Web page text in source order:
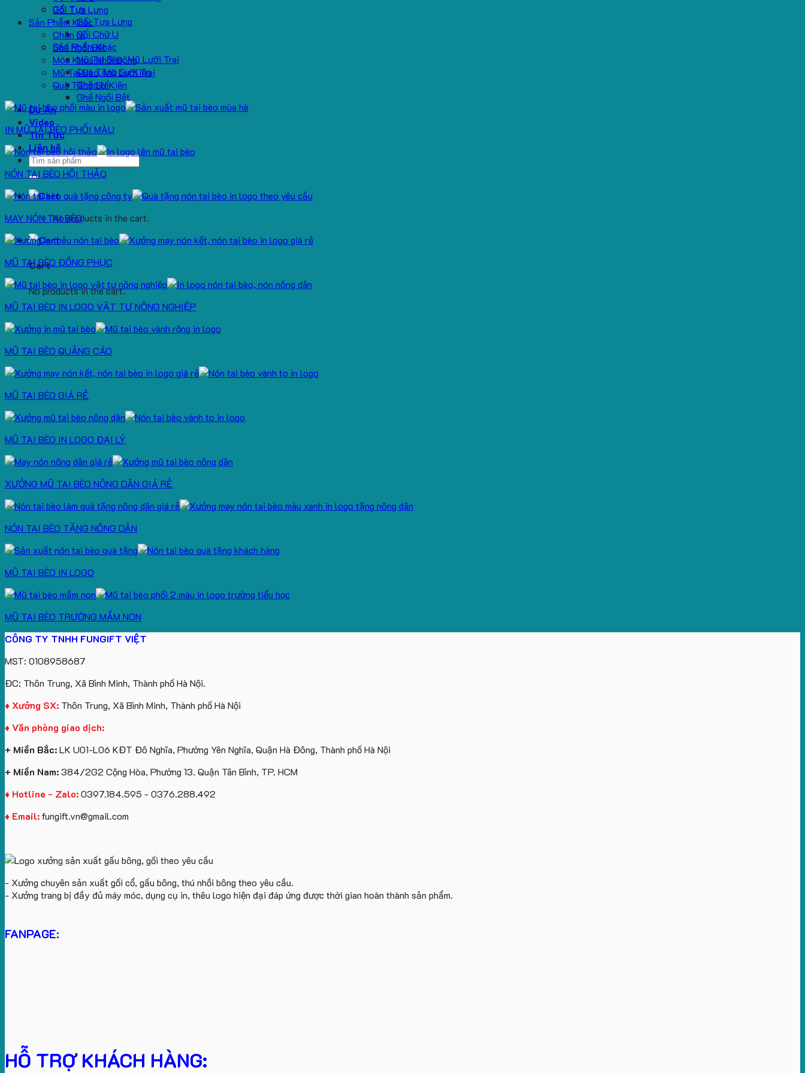
Gối Tựa
Gối Tựa Lưng
Gối Chữ U
Sản Phẩm Khác
Mũ Tai Bèo, Mũ Lưỡi Trai
Quà Tặng Sự Kiện
Chăn Nỉ
Ghế Ngồi Bệt
Dự Án
Video
Tin Tức
Liên hệ
Search
for:
No products in the cart.
Cart
No products in the cart.
Gối Tựa Lưng
Sản Phẩm Khác
Chăn Nỉ
Ghế Ngồi Bệt
Móc Khoá Nhồi Bông
Mũ Tai Bèo, Mũ Lưỡi Trai
Quà Tặng Sự Kiện
IN MŨ TAI BÈO PHỐI MÀU
NÓN TAI BÈO HỘI THẢO
MAY NÓN TAI BÈO
MŨ TAI BÈO ĐỒNG PHỤC
MŨ TAI BÈO IN LOGO VẬT TƯ NÔNG NGHIỆP
MŨ TAI BÈO QUẢNG CÁO
MŨ TAI BÈO GIÁ RẺ
MŨ TAI BÈO IN LOGO ĐẠI LÝ
XƯỞNG MŨ TAI BÈO NÔNG DÂN GIÁ RẺ
NÓN TAI BÈO TẶNG NÔNG DÂN
MŨ TAI BÈO IN LOGO
MŨ TAI BÈO TRƯỜNG MẦM NON
CÔNG TY TNHH FUNGIFT VIỆT
MST: 0108958687
ĐC: Thôn Trung, Xã Bình Minh, Thành phố Hà Nội.
♦ Xưởng SX: Thôn Trung, Xã Bình Minh, Thành phố Hà Nội
♦ Văn phòng giao dịch:
+ Miền Bắc:LK U01-L06 KĐT Đô Nghĩa, Phường Yên Nghĩa, Quận Hà Đông, Thành phố Hà Nội
+ Miền Nam:384/2G2 Cộng Hòa, Phường 13. Quận Tân Bình, TP. HCM
♦ Hotline - Zalo:0397.184.595 - 0376.288.492
♦ Email:fungift.vn@gmail.com
- Xưởng chuyên sản xuất gối cổ, gấu bông, thú nhồi bông theo yêu cầu.
- Xưởng trang bị đầy đủ máy móc, dụng cụ in, thêu logo hiện đại đáp ứng được thời gian hoàn thành sản phẩm.
FANPAGE:
HỖ TRỢ KHÁCH HÀNG: